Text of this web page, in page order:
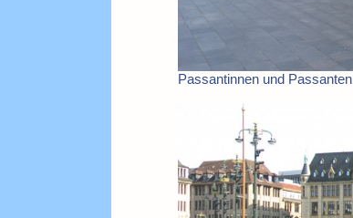
Passantinnen und Passanten